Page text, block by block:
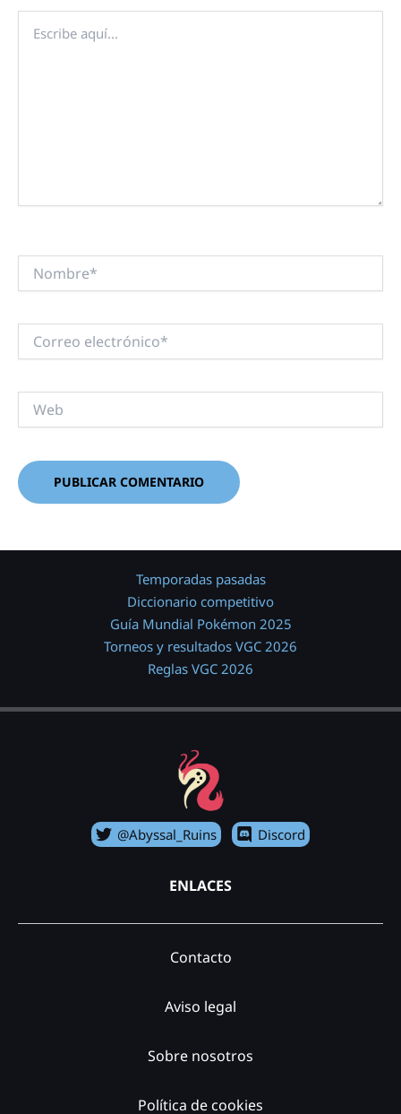
aquí...
electrónico*
Temporadas pasadas
Diccionario competitivo
Guía Mundial Pokémon 2025
Torneos y resultados VGC 2026
Reglas VGC 2026
@Abyssal_Ruins Discord
ENLACES
Contacto
Aviso legal
Sobre nosotros
Política de cookies